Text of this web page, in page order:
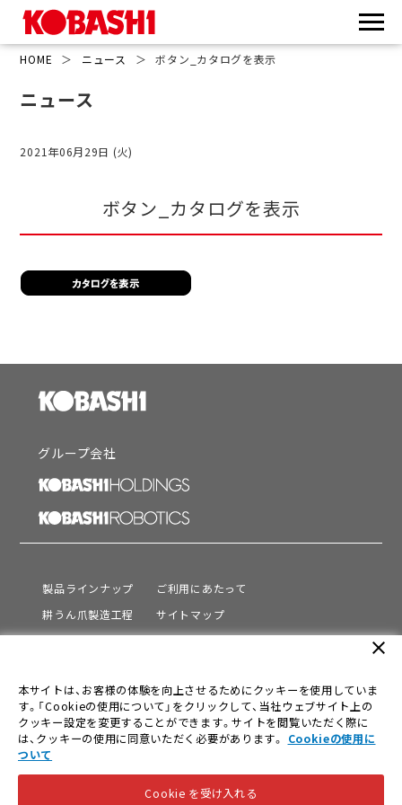
HOME ＞ ニュース ＞ ボタン_カタログを表示
ニュース
2021年06月29日 (火)
ボタン_カタログを表示
グループ会社
製品ラインナップ
耕うん爪製造工程
サポート
会社情報
採用情報
ニュース
ご利用にあたって
サイトマップ
プライバシーポリシー
© KOBASHI INDUSTRIES CO.,LTD. All Rights Reserved.
本サイトは、お客様の体験を向上させるためにクッキーを使用していま
す。「Cookieの使用について」をクリックして、当社ウェブサイト上の
クッキー設定を変更することができます。サイトを閲覧いただく際に
は、クッキーの使用に同意いただく必要があります。 Cookieの使用に
ついて
Cookie を受け入れる
close